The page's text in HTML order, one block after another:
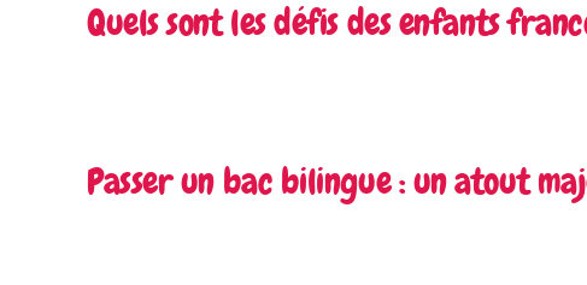
Quels sont les défis des enfants
Passer un bac bilingue : un atout